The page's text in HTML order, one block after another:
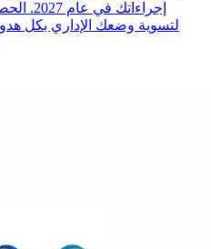
لتسوية وضعك الإداري بكل